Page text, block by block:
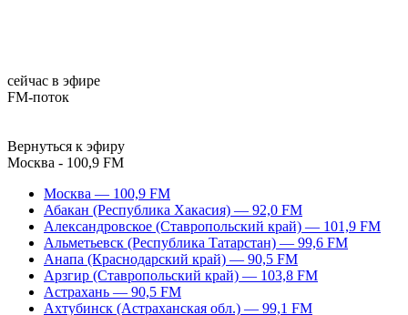
сейчас в эфире
FM-поток
Вернуться к эфиру
Москва - 100,9 FM
Москва — 100,9 FM
Абакан (Республика Хакасия) — 92,0 FM
Александровское (Ставропольский край) — 101,9 FM
Альметьевск (Республика Татарстан) — 99,6 FM
Анапа (Краснодарский край) — 90,5 FM
Арзгир (Ставропольский край) — 103,8 FM
Астрахань — 90,5 FM
Ахтубинск (Астраханская обл.) — 99,1 FM